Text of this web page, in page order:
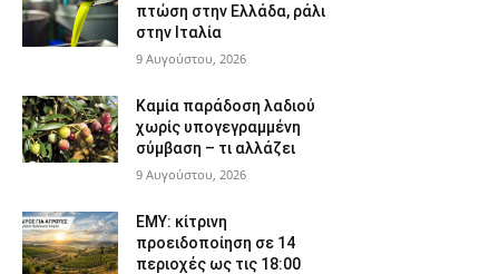
πτώση στην Ελλάδα, ράλι
στην Ιταλία
9 Αυγούστου, 2026
Καμία παράδοση λαδιού
χωρίς υπογεγραμμένη
σύμβαση – τι αλλάζει
9 Αυγούστου, 2026
ΕΜΥ: κίτρινη
προειδοποίηση σε 14
περιοχές ως τις 18:00